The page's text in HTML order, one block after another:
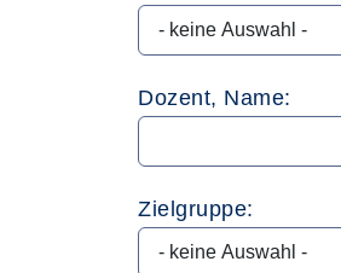
Dozent, Name:
Zielgruppe: